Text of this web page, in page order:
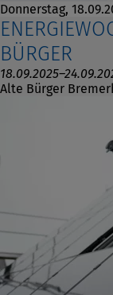
Donnerstag,
BÜRGER
Alte Bürger